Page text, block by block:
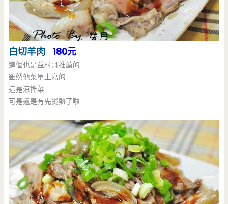
白切羊肉 180元
這個也是益村哥推薦的
雖然他菜單上寫的
這是涼拌菜
可是還是有先燙熱了啦